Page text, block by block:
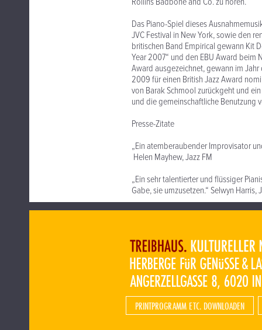
Das Piano-Spiel dieses
JVC Festival in New York, sowie den
britischen Band Empirical gewann Kit
Year 2007“ und den EBU Award beim
Award ausgezeichnet, gewann im
2009 für einen British Jazz Award
von Barak Schmool zurückgeht und
und die gemeinschaftliche Benutzung
Presse-Zitate
„Ein atemberaubender Improvisator
Helen Mayhew, Jazz FM
„Ein sehr talentierter und flüssiger
Gabe, sie umzusetzen.“ Selwyn Harris,
PRINTPROGRAMM ETC. DOWNLOADEN